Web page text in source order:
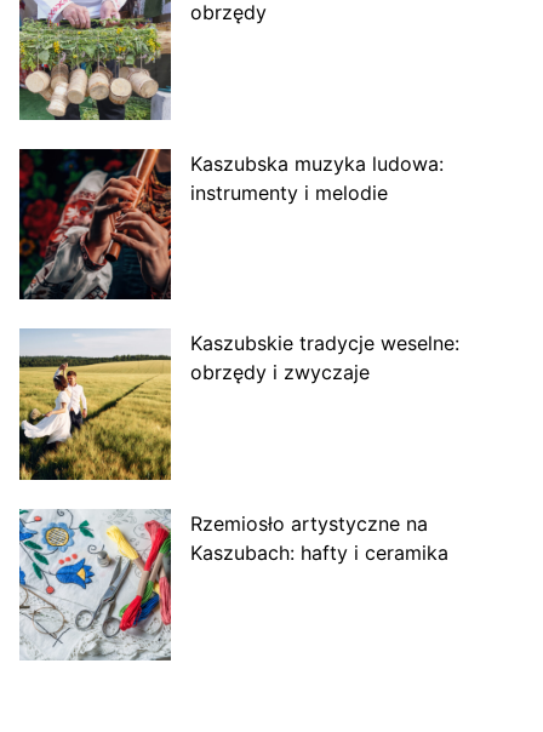
obrzędy
Kaszubska muzyka ludowa:
instrumenty i melodie
Kaszubskie tradycje weselne:
obrzędy i zwyczaje
Rzemiosło artystyczne na
Kaszubach: hafty i ceramika